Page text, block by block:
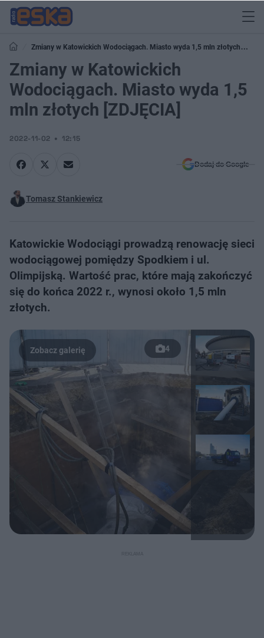
Zmiany w Katowickich Wodociągach. Miasto wyda 1,5 mln złotych
[ZDJĘCIA]
Zmiany w Katowickich
Wodociągach. Miasto wyda 1,5
mln złotych [ZDJĘCIA]
2022-11-02 12:15
Dodaj do Google
Tomasz Stankiewicz
Katowickie Wodociągi prowadzą renowację sieci
wodociągowej pomiędzy Spodkiem i ul.
Olimpijską. Wartość prac, które mają zakończyć
się do końca 2022 r., wynosi około 1,5 mln
złotych.
4